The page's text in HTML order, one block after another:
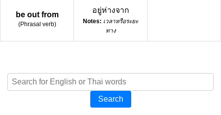
be out from
(Phrasal verb)
อยู่ห่างจาก
Notes: เวลาหรือระยะ
ทาง
Search